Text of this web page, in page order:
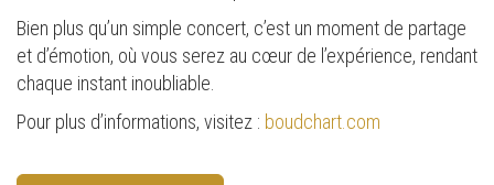
Bien plus qu’un simple concert, c’est un moment de partage
et d’émotion, où vous serez au cœur de l’expérience, rendant
chaque instant inoubliable.
Pour plus d’informations, visitez : boudchart.com